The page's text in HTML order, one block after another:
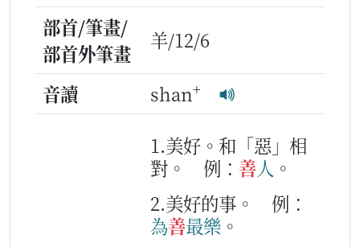
部首/筆畫/
部首外筆畫
羊/12/6
音讀 shan+
1.美好。和「惡」相
對。
例： 善人 。
2.美好的事。
例：
為善最樂 。